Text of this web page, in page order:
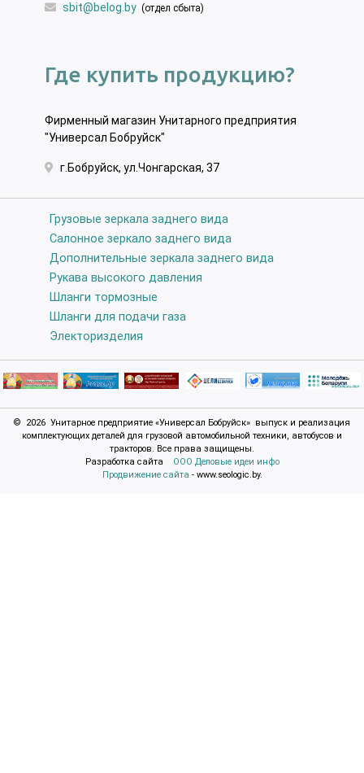
sbit@belog.by (отдел сбыта)
Где купить продукцию?
Фирменный магазин Унитарного предприятия
"Универсал Бобруйск"
г.Бобруйск, ул.Чонгарская, 37
Грузовые зеркала заднего вида
Салонное зеркало заднего вида
Дополнительные зеркала заднего вида
Рукава высокого давления
Шланги тормозные
Шланги для подачи газа
Электоризделия
© 2026 Унитарное предприятие «Универсал Бобруйск» выпуск и реализация
комплектующих деталей для грузовой автомобильной техники, автобусов и
тракторов. Все права защищены.
Разработка сайта
ООО Деловые идеи инфо
Продвижение сайта - www.seologic.by.